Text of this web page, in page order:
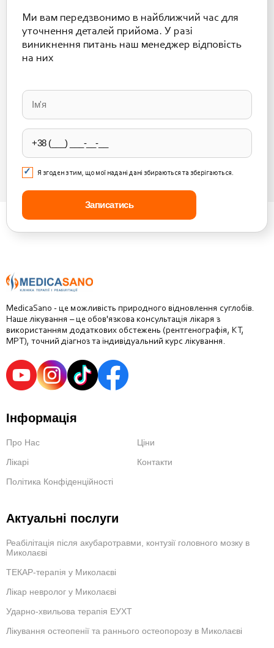
Ми вам передзвонимо в найближчий час для
уточнення деталей прийома. У разі
виникнення питань наш менеджер відповість
на них
leave
this
field
empty.
Я згоден з тим, що мої надані дані збираються та зберігаються.
MedicaSano - це можливість природного відновлення суглобів.
Наше лікування – це обов'язкова консультація лікаря з
використанням додаткових обстежень (рентгенографія, КТ,
МРТ), точний діагноз та індивідуальний курс лікування.
Інформація
Про Нас
Ціни
Лікарі
Контакти
Політика Конфіденційності
Актуальні послуги
Реабілітація після акубаротравми, контузії головного мозку в
Миколаєві
ТЕКАР-терапія у Миколаєві
Лікар невролог у Миколаєві
Ударно-хвильова терапія ЕУХТ
Лікування остеопенії та раннього остеопорозу в Миколаєві